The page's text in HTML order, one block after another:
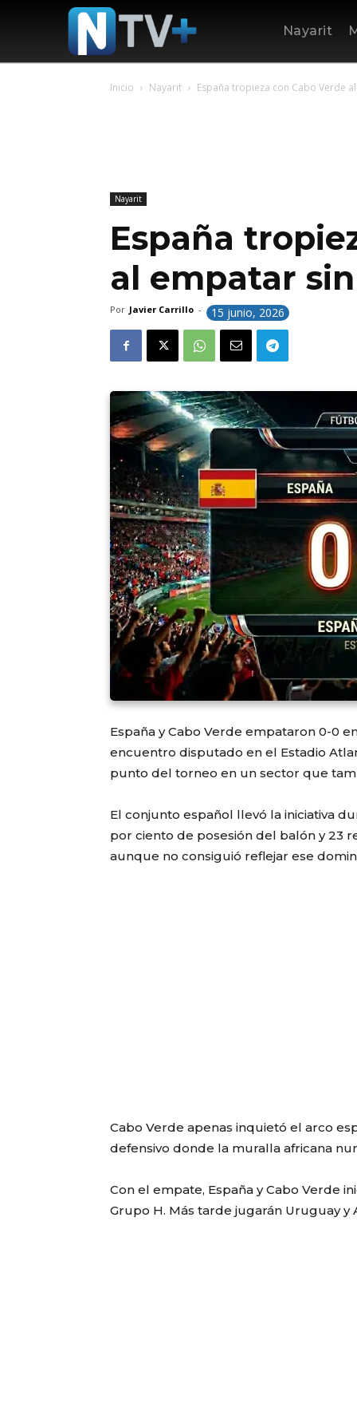
Nayarit
Inicio Nayarit España tropieza con Cabo Verde
Nayarit
España
al empatar
Por Javier Carrillo - 15 junio, 2026
España y Cabo Verde empataron 0-0
encuentro disputado en el Estadio
punto del torneo en un sector que
El conjunto español llevó la iniciativa
por ciento de posesión del balón y 23
aunque no consiguió reflejar ese
Cabo Verde apenas inquietó el arco
defensivo donde la muralla africana
Con el empate, España y Cabo Verde
Grupo H. Más tarde jugarán Uruguay y